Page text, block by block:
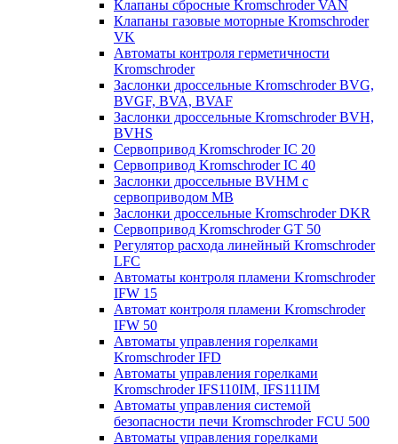
Клапаны сбросные Kromschroder VAN
Клапаны газовые моторные Kromschroder
VK
Автоматы контроля герметичности
Kromschroder
Заслонки дроссельные Kromschroder BVG,
BVGF, BVA, BVAF
Заслонки дроссельные Kromschroder BVH,
BVHS
Сервопривод Kromschroder IC 20
Сервопривод Kromschroder IC 40
Заслонки дроссельные BVHM с
сервоприводом МВ
Заслонки дроссельные Kromschroder DKR
Cервопривод Kromschroder GT 50
Регулятор расхода линейный Kromschroder
LFC
Автоматы контроля пламени Kromschroder
IFW 15
Автомат контроля пламени Kromschroder
IFW 50
Автоматы управления горелками
Kromschroder IFD
Автоматы управления горелками
Kromschroder IFS110IM, IFS111IM
Автоматы управления системой
безопасности печи Kromschroder FCU 500
Автоматы управления горелками